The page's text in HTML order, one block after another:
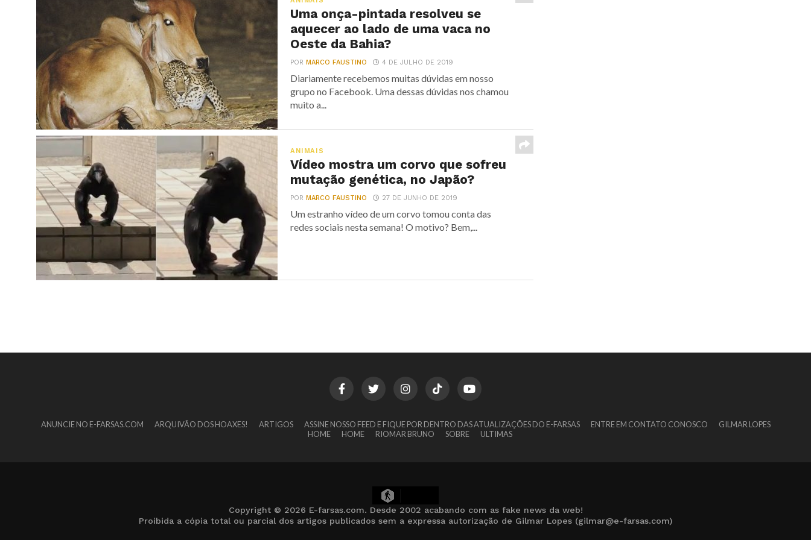
Uma onça-pintada resolveu se
aquecer ao lado de uma vaca no
Oeste da Bahia?
PORMARCO FAUSTINO 4 DE JULHO DE 2019
Diariamente recebemos muitas dúvidas em nosso
grupo no Facebook. Uma dessas dúvidas nos chamou
muito a...
ANIMAIS
Vídeo mostra um corvo que sofreu
mutação genética, no Japão?
PORMARCO FAUSTINO 27 DE JUNHO DE 2019
Um estranho vídeo de um corvo tomou conta das
redes sociais nesta semana! O motivo? Bem,...
ANUNCIE NO E-FARSAS.COM ARQUIVÃO DOS HOAXES! ARTIGOS ASSINE NOSSO FEED E FIQUE POR DENTRO DAS ATUALIZAÇÕES DO E-FARSAS ENTRE EM CONTATO CONOSCO
GILMAR LOPES
HOME
HOME RIOMAR BRUNO SOBRE ULTIMAS
Copyright © 2026 E-farsas.com. Desde 2002 acabando com as fake news da web!
Proibida a cópia total ou parcial dos artigos publicados sem a expressa autorização de Gilmar Lopes (gilmar@e-farsas.com)